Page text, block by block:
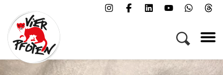
Menü
Kampagnen & Themen
Tiere
Helfen